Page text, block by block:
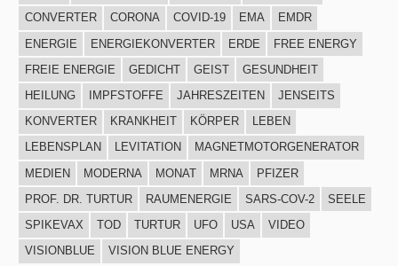
CONVERTER
CORONA COVID-19 EMA
EMDR
ENERGIE
ENERGIEKONVERTER ERDE
FREE ENERGY
FREIE ENERGIE
GEDICHT GEIST
GESUNDHEIT
HEILUNG
IMPFSTOFFE JAHRESZEITEN
JENSEITS
KONVERTER
KRANKHEIT KÖRPER
LEBEN
LEBENSPLAN
LEVITATION
MAGNETMOTORGENERATOR
MEDIEN
MODERNA MONAT MRNA
PFIZER
PROF. DR. TURTUR
RAUMENERGIE SARS-COV-2
SEELE
SPIKEVAX
TOD TURTUR UFO USA
VIDEO
VISIONBLUE
VISION BLUE ENERGY